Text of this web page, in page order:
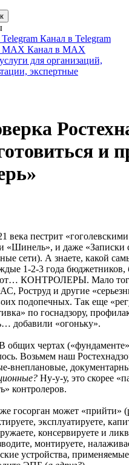
Канал в Telegram
Канал в MAX
и
века пестрит
«Шинель», и даже «Записки
сети). А знаете, какой
1-2-3 года
КОНТРОЛЕРЫ. Мало
Роструд и другие
подопечных. Так еще
по госнадзору,
добавили «огоньку».
чертах
Возьмем наш
внеплановые,
Ну-у-у, это скорее
контролеров.
госорган может «прийти»
эксплуатируете,
консервируете и
монтируете,
устройства,